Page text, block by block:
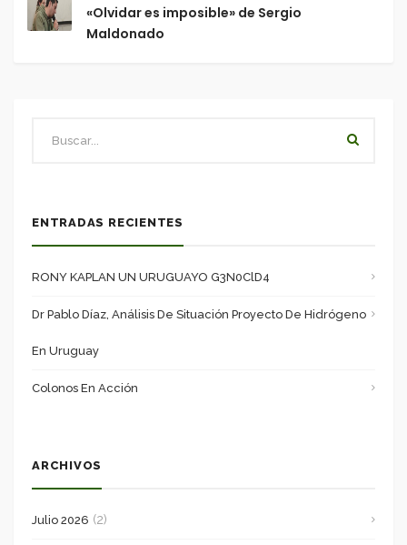
«Olvidar es imposible» de Sergio
Maldonado
ENTRADAS RECIENTES
RONY KAPLAN UN URUGUAYO G3N0ClD4
Dr Pablo Díaz, Análisis De Situación Proyecto De Hidrógeno
En Uruguay
Colonos En Acción
ARCHIVOS
Julio 2026 (2)